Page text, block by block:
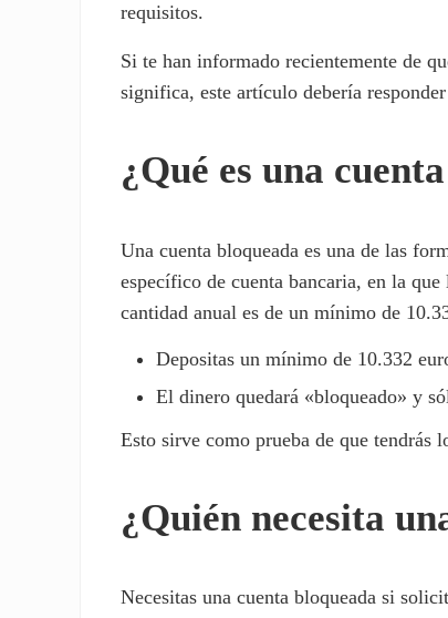
requisitos.
Si te han informado recientemente de
significa, este artículo debería
¿Qué es una
Una cuenta bloqueada es una de las
específico de cuenta bancaria, en la
cantidad anual es de un mínimo de
Depositas un mínimo de 10.332
El dinero quedará «bloqueado» y
Esto sirve como prueba de que tendrás
¿Quién necesita
Necesitas una cuenta bloqueada si